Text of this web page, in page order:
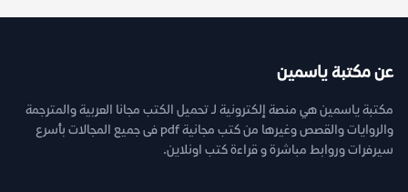
عن مكتبة ياسمين
مكتبة ياسمين هي منصة إلكترونية لـ تحميل الكتب مجانا العربية والمترجمة
والروايات والقصص وغيرها من كتب مجانية pdf فى جميع المجالات بأسرع
سيرفرات وروابط مباشرة و قراءة كتب اونلاين.